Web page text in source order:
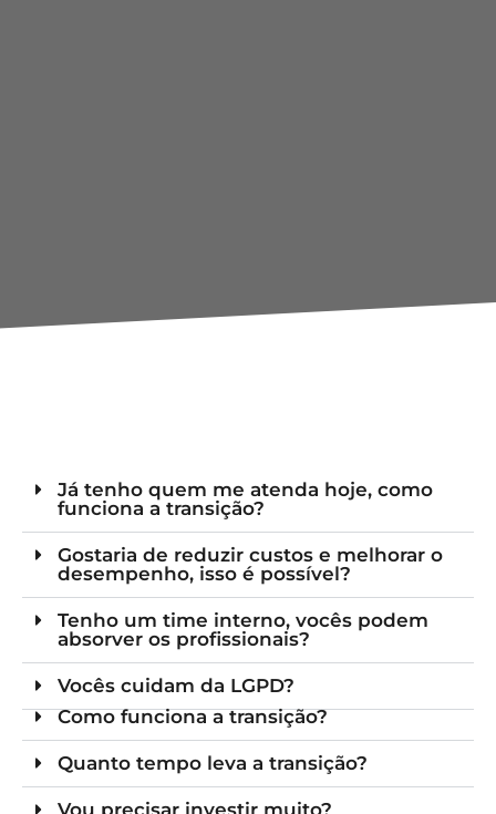
Já tenho quem me atenda hoje, como
funciona a transição?
Gostaria de reduzir custos e melhorar o
desempenho, isso é possível?
Tenho um time interno, vocês podem
absorver os profissionais?
Vocês cuidam da LGPD?
Como funciona a transição?
Quanto tempo leva a transição?
Vou precisar investir muito?